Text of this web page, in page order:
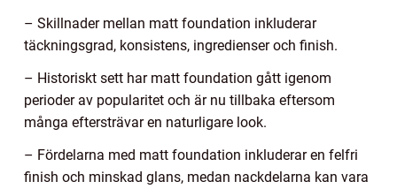
– Skillnader mellan matt foundation inkluderar
täckningsgrad, konsistens, ingredienser och finish.
– Historiskt sett har matt foundation gått igenom
perioder av popularitet och är nu tillbaka eftersom
många eftersträvar en naturligare look.
– Fördelarna med matt foundation inkluderar en felfri
finish och minskad glans, medan nackdelarna kan vara